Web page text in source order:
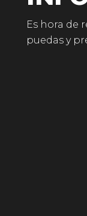
Es hora de
puedas y